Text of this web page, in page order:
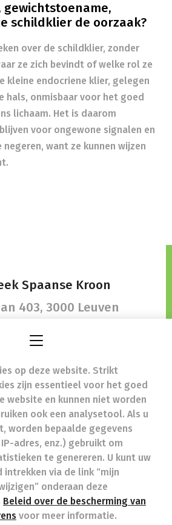
gewichtstoename,
schildklier de oorzaak?
over de schildklier, zonder
ze zich bevindt of welke rol ze
kleine endocriene klier, gelegen
hals, onmisbaar voor het goed
lichaam. Het is daarom
voor ongewone signalen en
want ze kunnen wijzen
Spaanse Kroon
403, 3000 Leuven
-
(BTW nr.) (BE)0462374749
Apotheker werkzaam in België
Algemene Pharmaceutische
FAGG 245402
van de Orde der Apothekers,
Jasparlaan 94 1060 Brussel
van de farmaceutische plichtenleer
terugbetaalde zorg
op deze website. Strikt
zijn essentieel voor het goed
website en kunnen niet worden
ook een analysetool. Als u
worden bepaalde gegevens
adres, enz.) gebruikt om
te genereren. U kunt uw
via de link “mijn
onderaan deze
Beleid over de bescherming van
voor meer informatie.